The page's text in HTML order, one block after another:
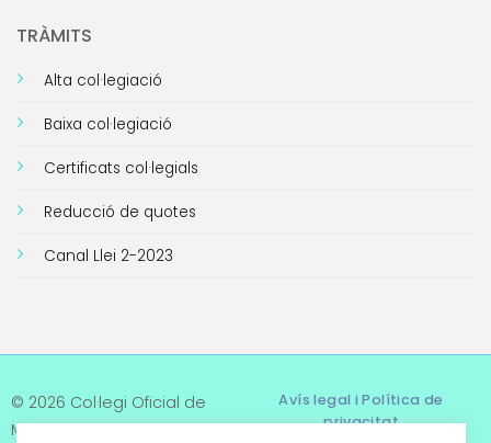
TRÀMITS
Alta col·legiació
Baixa col·legiació
Certificats col·legials
Reducció de quotes
Canal Llei 2-2023
© 2026 Col·legi Oficial de
Metges de Tarragona. Tots
Avís legal i Política de
privacitat